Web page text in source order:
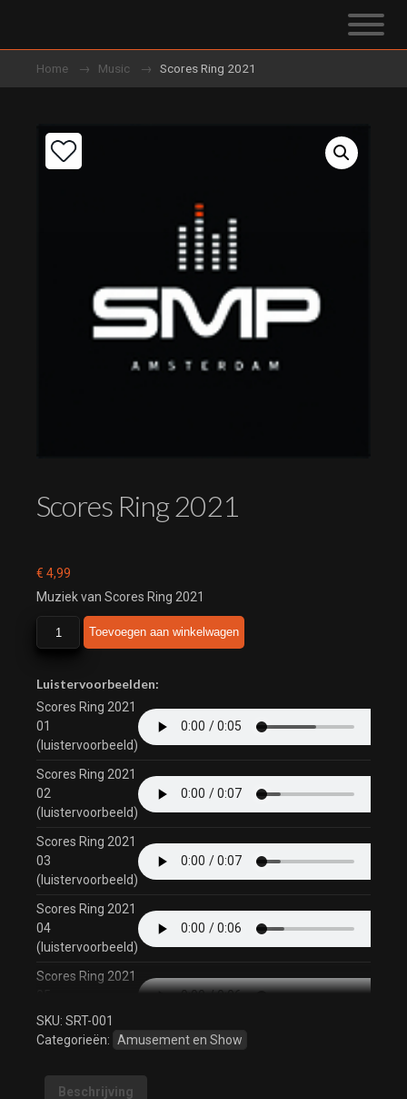
Home Music Scores Ring 2021
Scores Ring 2021
€ 4,99
Muziek van Scores Ring 2021
Ring
aantal
Toevoegen aan winkelwagen
Luistervoorbeelden:
Scores Ring 2021
01
(luistervoorbeeld)
Scores Ring 2021
02
(luistervoorbeeld)
Scores Ring 2021
03
(luistervoorbeeld)
Scores Ring 2021
04
(luistervoorbeeld)
Scores Ring 2021
(luistervoorbeeld)
Scores Ring 2021
SKU: SRT-001
Categorieën: Amusement en Show
Beschrijving